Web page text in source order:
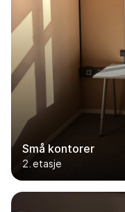
Små kontorer
2. etasje